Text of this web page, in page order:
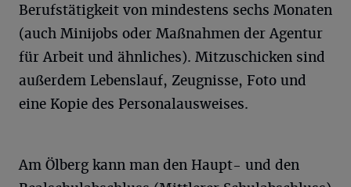
Berufstätigkeit von mindestens sechs Monaten
(auch Minijobs oder Maßnahmen der Agentur
für Arbeit und ähnliches). Mitzuschicken sind
außerdem Lebenslauf, Zeugnisse, Foto und
eine Kopie des Personalausweises.
Am Ölberg kann man den Haupt- und den